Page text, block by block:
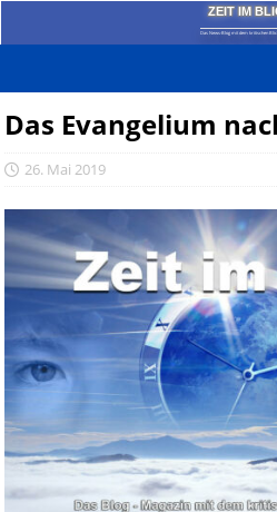
ZEIT IM
Das News-Blog mit dem kritischen
Das Evangelium
26. Mai 2019